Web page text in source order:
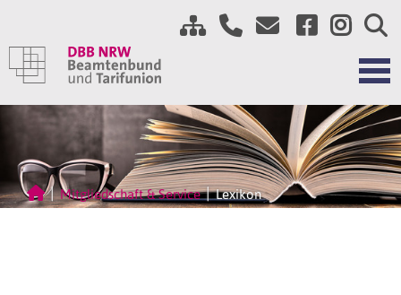
Mitgliedschaft & Service Lexikon